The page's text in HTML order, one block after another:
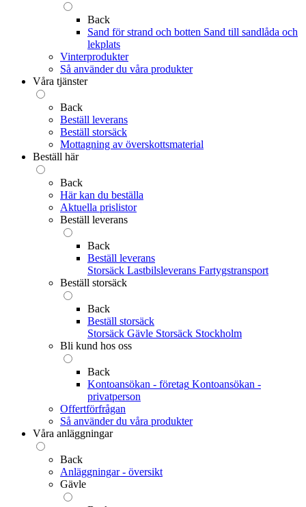
Back
Sand för strand och botten Sand till sandlåda och
lekplats
Vinterprodukter
Så använder du våra produkter
Våra tjänster
Back
Beställ leverans
Beställ storsäck
Mottagning av överskottsmaterial
Beställ här
Back
Här kan du beställa
Aktuella prislistor
Beställ leverans
Back
Beställ leverans
Storsäck Lastbilsleverans Fartygstransport
Beställ storsäck
Back
Beställ storsäck
Storsäck Gävle Storsäck Stockholm
Bli kund hos oss
Back
Kontoansökan - företag Kontoansökan -
privatperson
Offertförfrågan
Så använder du våra produkter
Våra anläggningar
Back
Anläggningar - översikt
Gävle